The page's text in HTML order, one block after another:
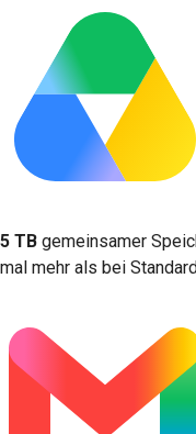
5 TB gemeinsamer
mal mehr als bei